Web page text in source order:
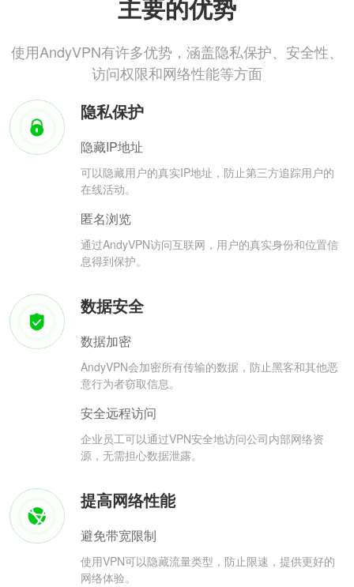
主要的优势
使用AndyVPN有许多优势，涵盖隐私保护、安全性、
访问权限和网络性能等方面
隐私保护
隐藏IP地址
可以隐藏用户的真实IP地址，防止第三方追踪用户的
在线活动。
匿名浏览
通过AndyVPN访问互联网，用户的真实身份和位置信
息得到保护。
数据安全
数据加密
AndyVPN会加密所有传输的数据，防止黑客和其他恶
意行为者窃取信息。
安全远程访问
企业员工可以通过VPN安全地访问公司内部网络资
源，无需担心数据泄露。
提高网络性能
避免带宽限制
使用VPN可以隐藏流量类型，防止限速，提供更好的
网络体验。